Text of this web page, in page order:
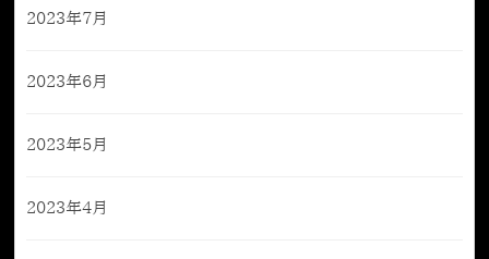
2023年7月
2023年6月
2023年5月
2023年4月